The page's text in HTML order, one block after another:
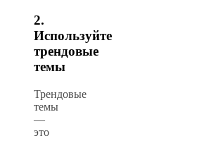
2.
Используйте
трендовые
темы
Трендовые
темы
—
это